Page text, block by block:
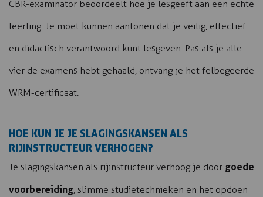
CBR-examinator beoordeelt hoe je lesgeeft aan een echte
leerling. Je moet kunnen aantonen dat je veilig, effectief
en didactisch verantwoord kunt lesgeven. Pas als je alle
vier de examens hebt gehaald, ontvang je het felbegeerde
WRM-certificaat.
HOE KUN JE JE SLAGINGSKANSEN ALS
RIJINSTRUCTEUR VERHOGEN?
Je slagingskansen als rijinstructeur verhoog je door goede
voorbereiding, slimme studietechnieken en het opdoen